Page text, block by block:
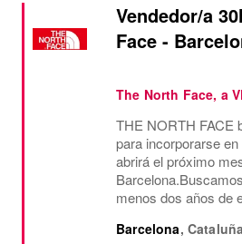
Vendedor/a
Face -
The North Face, a
THE NORTH FACE
para incorporarse
abrirá el próximo
menos dos años de
comerciales,
Barcelona, Cataluña